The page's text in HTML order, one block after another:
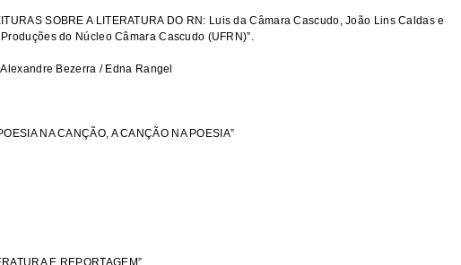
SOBRE A LITERATURA DO RN: Luis da Câmara Cascudo, João Lins Caldas e
do Núcleo Câmara Cascudo (UFRN)”.
Bezerra / Edna Rangel
NA CANÇÃO, A CANÇÃO NA POESIA”
E REPORTAGEM”